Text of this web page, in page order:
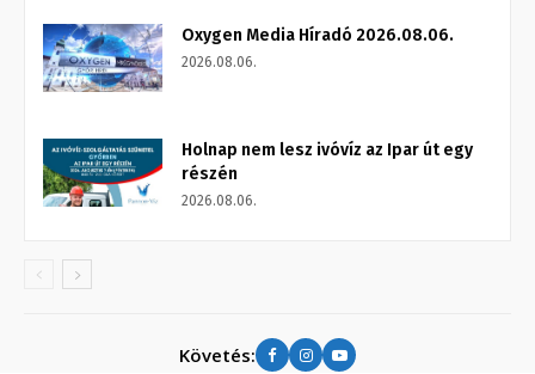
Oxygen Media Híradó 2026.08.06.
2026.08.06.
Holnap nem lesz ivóvíz az Ipar út egy
részén
2026.08.06.
Követés: